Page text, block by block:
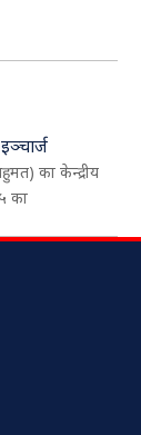
का केन्द्रीय
का